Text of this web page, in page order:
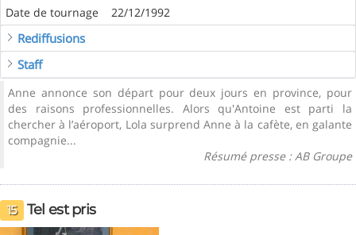
Date de tournage 22/12/1992
Rediffusions
Staff
Anne annonce son départ pour deux jours en province, pour
des raisons professionnelles. Alors qu'Antoine est parti la
chercher à l’aéroport, Lola surprend Anne à la cafète, en galante
compagnie...
Résumé presse : AB Groupe
15 Tel est pris